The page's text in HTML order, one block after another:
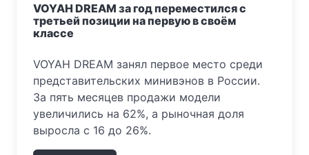
VOYAH DREAM за год переместился с
третьей позиции на первую в своём
классе
VOYAH DREAM занял первое место среди
представительских минивэнов в России.
За пять месяцев продажи модели
увеличились на 62%, а рыночная доля
выросла с 16 до 26%.